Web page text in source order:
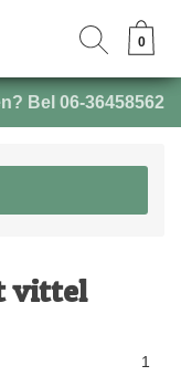
Bel 06-36458562
0
0
vittel
1